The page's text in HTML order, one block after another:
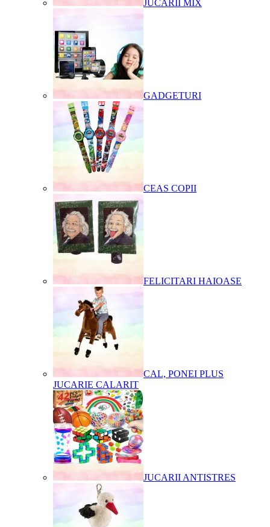
JUCARII MIX
GADGETURI
CEAS COPII
FELICITARI HAIOASE
CAL, PONEI PLUS
JUCARIE CALARIT
JUCARII ANTISTRES